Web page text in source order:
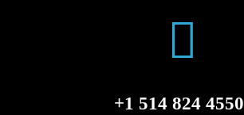
+1 514 824 4550